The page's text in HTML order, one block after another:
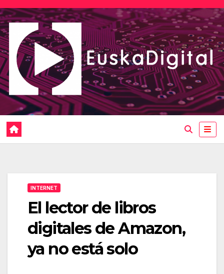
Saltar
al
contenido
INTERNET
El lector de libros
digitales de Amazon,
ya no está solo